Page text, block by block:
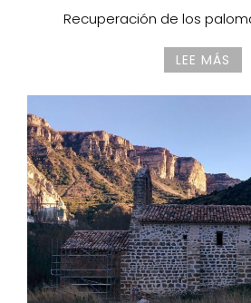
Recuperación de los
LEE MÁS